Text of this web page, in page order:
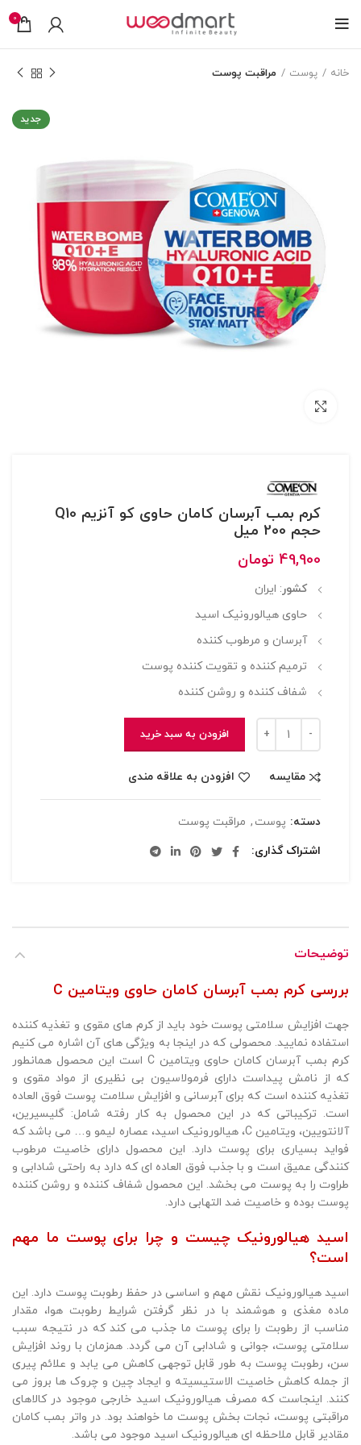
0
خانه پوست مراقبت پوست
جدید
کرم بمب آبرسان کامان حاوی کو آنزیم Q10
حجم 200 میل
49,900 تومان
کشور: ایران
حاوی هیالورونیک اسید
آبرسان و مرطوب کننده
ترمیم کننده و تقویت کننده پوست
شفاف کننده و روشن کننده
افزودن به سبد خرید
مقایسه افزودن به علاقه مندی
دسته: پوست , مراقبت پوست
اشتراک گذاری
توضیحات
بررسی کرم بمب آبرسان کامان حاوی ویتامین C
جهت افزایش سلامتی پوست خود باید از کرم های مقوی و تغذیه کننده
استفاده نمایید. محصولی که در اینجا به ویژگی های آن اشاره می کنیم
کرم بمب آبرسان کامان حاوی ویتامین C است این محصول همانطور
که از نامش پیداست دارای فرمولاسیون بی نظیری از مواد مقوی و
تغذیه کننده است که برای آبرسانی و افزایش سلامت پوست فوق العاده
است. ترکیباتی که در این محصول به کار رفته شامل: گلیسیرین،
آلانتویین، ویتامین C، هیالورونیک اسید، عصاره لیمو و… می باشد که
فواید بسیاری برای پوست دارد. این محصول دارای خاصیت مرطوب
کنندگی عمیق است و با جذب فوق العاده ای که دارد به راحتی شادابی و
طراوت را به پوست می بخشد. این محصول شفاف کننده و روشن کننده
پوست بوده و خاصیت ضد التهابی دارد.
اسید هیالورونیک چیست و چرا برای پوست ما مهم
است؟
اسید هیالورونیک نقش مهم و اساسی در حفظ رطوبت پوست دارد. این
ماده مغذی و هوشمند با در نظر گرفتن شرایط رطوبت هوا، مقدار
مناسب از رطوبت را برای پوست ما جذب می کند که در نتیجه سبب
سلامتی پوست، جوانی و شادابی آن می گردد. همزمان با روند افزایش
سن، رطوبت پوست به طور قابل توجهی کاهش می یابد و علائم پیری
از جمله کاهش خاصیت الاستیسیته و ایجاد چین و چروک ها بروز می
کنند. اینجاست که مصرف هیالورونیک اسید خارجی موجود در کالاهای
مراقبتی پوست، نجات بخش پوست ما خواهند بود. در واتر بمب کامان
مقادیر قابل ملاحظه ای هیالورونیک اسید موجود می باشد.